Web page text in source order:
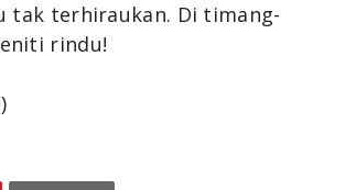
tak terhiraukan. Di timang-
rindu!